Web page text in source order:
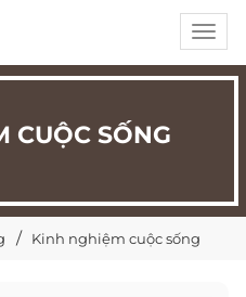
CUỘC SỐNG
Kinh nghiệm cuộc sống